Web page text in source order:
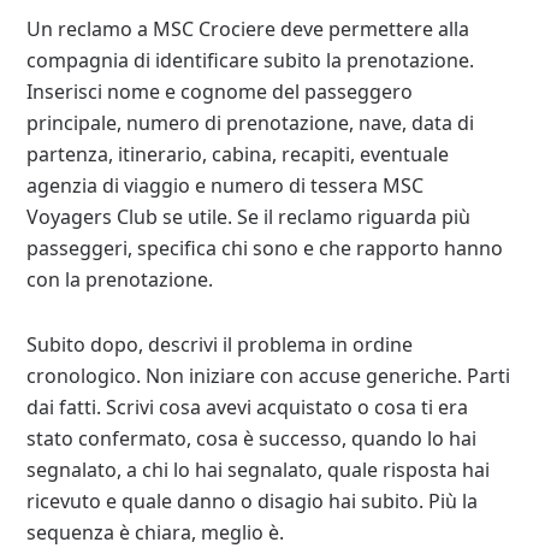
Un reclamo a MSC Crociere deve permettere alla
compagnia di identificare subito la prenotazione.
Inserisci nome e cognome del passeggero
principale, numero di prenotazione, nave, data di
partenza, itinerario, cabina, recapiti, eventuale
agenzia di viaggio e numero di tessera MSC
Voyagers Club se utile. Se il reclamo riguarda più
passeggeri, specifica chi sono e che rapporto hanno
con la prenotazione.
Subito dopo, descrivi il problema in ordine
cronologico. Non iniziare con accuse generiche. Parti
dai fatti. Scrivi cosa avevi acquistato o cosa ti era
stato confermato, cosa è successo, quando lo hai
segnalato, a chi lo hai segnalato, quale risposta hai
ricevuto e quale danno o disagio hai subito. Più la
sequenza è chiara, meglio è.